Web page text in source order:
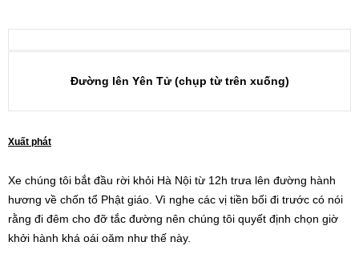
Đường lên Yên Tử (chụp từ trên xuống)
Xuất phát
Xe chúng tôi bắt đầu rời khỏi Hà Nội từ 12h trưa lên đường hành
hương về chốn tổ Phật giáo. Vì nghe các vị tiền bối đi trước có nói
rằng đi đêm cho đỡ tắc đường nên chúng tôi quyết định chọn giờ
khởi hành khá oái oăm như thế này.